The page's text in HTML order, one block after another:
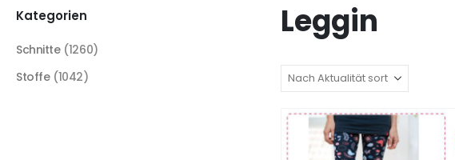
Leggin
Kategorien
Schnitte (1260)
Stoffe (1042)